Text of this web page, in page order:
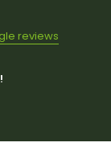
reviews